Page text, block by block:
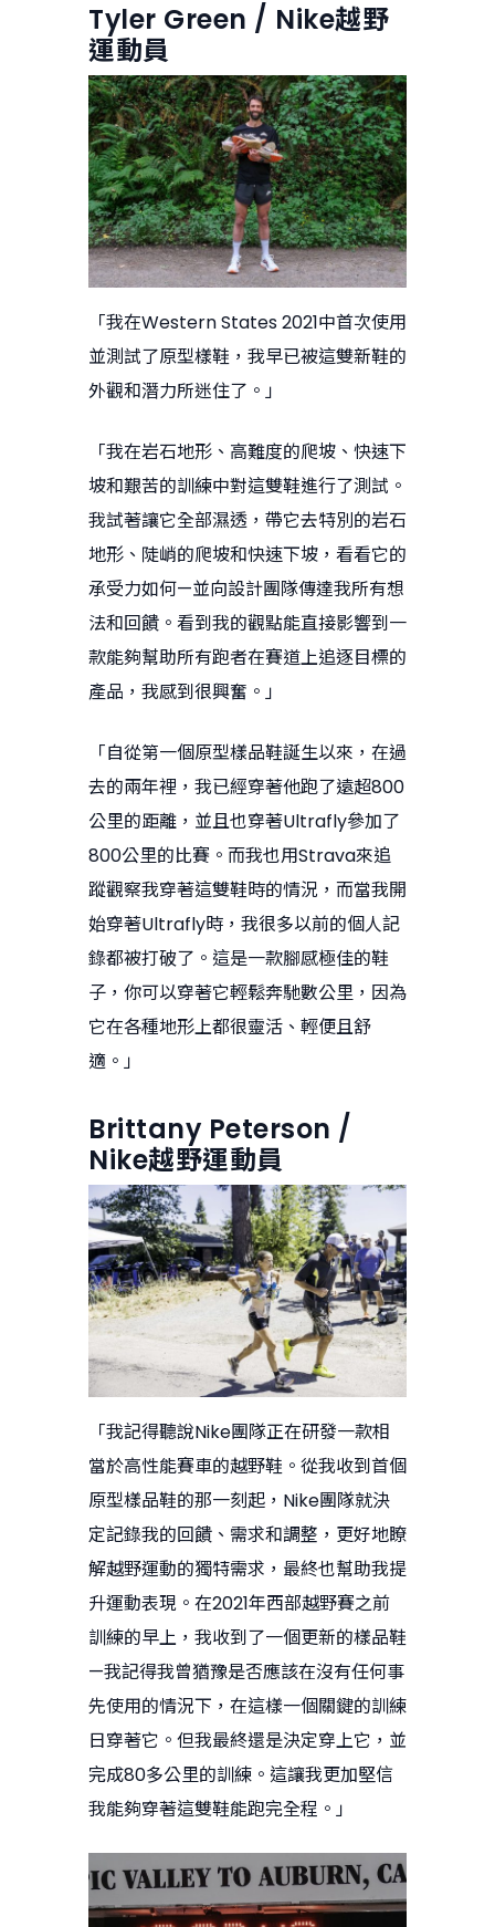
Tyler Green / Nike越野
運動員
「我在Western States 2021中首次使用
並測試了原型樣鞋，我早已被這雙新鞋的
外觀和潛力所迷住了。」
「我在岩石地形、高難度的爬坡、快速下
坡和艱苦的訓練中對這雙鞋進行了測試。
我試著讓它全部濕透，帶它去特別的岩石
地形、陡峭的爬坡和快速下坡，看看它的
承受力如何—並向設計團隊傳達我所有想
法和回饋。看到我的觀點能直接影響到一
款能夠幫助所有跑者在賽道上追逐目標的
產品，我感到很興奮。」
「自從第一個原型樣品鞋誕生以來，在過
去的兩年裡，我已經穿著他跑了遠超800
公里的距離，並且也穿著Ultrafly參加了
800公里的比賽。而我也用Strava來追
蹤觀察我穿著這雙鞋時的情況，而當我開
始穿著Ultrafly時，我很多以前的個人記
錄都被打破了。這是一款腳感極佳的鞋
子，你可以穿著它輕鬆奔馳數公里，因為
它在各種地形上都很靈活、輕便且舒
適。」
Brittany Peterson /
Nike越野運動員
「我記得聽說Nike團隊正在研發一款相
當於高性能賽車的越野鞋。從我收到首個
原型樣品鞋的那一刻起，Nike團隊就決
定記錄我的回饋、需求和調整，更好地瞭
解越野運動的獨特需求，最終也幫助我提
升運動表現。在2021年西部越野賽之前
訓練的早上，我收到了一個更新的樣品鞋
—我記得我曾猶豫是否應該在沒有任何事
先使用的情況下，在這樣一個關鍵的訓練
日穿著它。但我最終還是決定穿上它，並
完成80多公里的訓練。這讓我更加堅信
我能夠穿著這雙鞋能跑完全程。」